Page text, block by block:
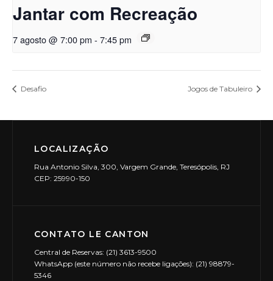
Jantar com Recreação
7 agosto @ 7:00 pm - 7:45 pm
Desafio Jogos de Tabuleiro
LOCALIZAÇÃO
Rua Antonio Silva, 300, Vargem Grande, Teresópolis, RJ
CEP: 25990-150
CONTATO LE CANTON
Central de Reservas: (21) 3613-9500
WhatsApp (este número não recebe ligações): (21) 98879-
5346